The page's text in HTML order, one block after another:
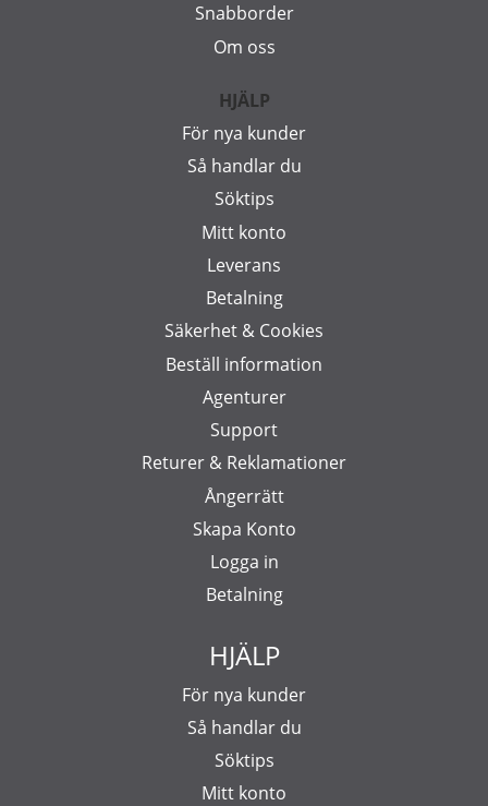
Snabborder
Om oss
HJÄLP
För nya kunder
Så handlar du
Söktips
Mitt konto
Leverans
Betalning
Säkerhet & Cookies
Beställ information
Agenturer
Support
Returer & Reklamationer
Ångerrätt
Skapa Konto
Logga in
Betalning
HJÄLP
För nya kunder
Så handlar du
Söktips
Mitt konto